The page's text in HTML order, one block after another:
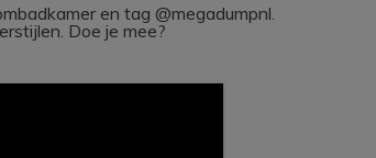
en tag @megadumpnl.
Doe je mee?